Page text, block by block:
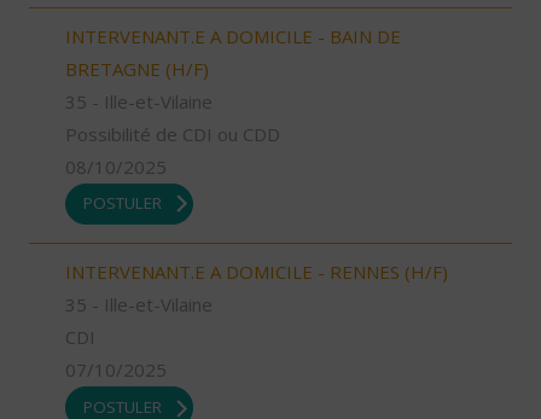
INTERVENANT.E A DOMICILE - BAIN DE
BRETAGNE (H/F)
35 - Ille-et-Vilaine
Possibilité de CDI ou CDD
08/10/2025
POSTULER
INTERVENANT.E A DOMICILE - RENNES (H/F)
35 - Ille-et-Vilaine
CDI
07/10/2025
POSTULER